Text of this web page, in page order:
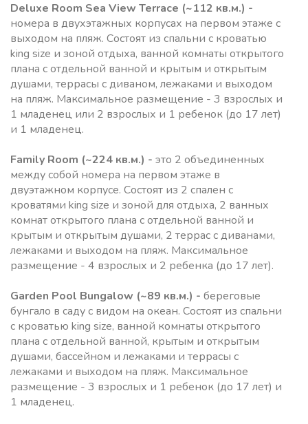
Deluxe Room Sea View Terrace (~112 кв.м.) -
номера в двухэтажных корпусах на первом этаже с
выходом на пляж. Состоят из спальни с кроватью
king size и зоной отдыха, ванной комнаты открытого
плана с отдельной ванной и крытым и открытым
душами, террасы с диваном, лежаками и выходом
на пляж. Максимальное размещение - 3 взрослых и
1 младенец или 2 взрослых и 1 ребенок (до 17 лет)
и 1 младенец.
Family Room (~224 кв.м.) - это 2 объединенных
между собой номера на первом этаже в
двуэтажном корпусе. Состоят из 2 спален с
кроватями king size и зоной для отдыха, 2 ванных
комнат открытого плана с отдельной ванной и
крытым и открытым душами, 2 террас с диванами,
лежаками и выходом на пляж. Максимальное
размещение - 4 взрослых и 2 ребенка (до 17 лет).
Garden Pool Bungalow (~89 кв.м.) - береговые
бунгало в саду с видом на океан. Состоят из спальни
с кроватью king size, ванной комнаты открытого
плана с отдельной ванной, крытым и открытым
душами, бассейном и лежаками и террасы с
лежаками и выходом на пляж. Максимальное
размещение - 3 взрослых и 1 ребенок (до 17 лет) и
1 младенец.